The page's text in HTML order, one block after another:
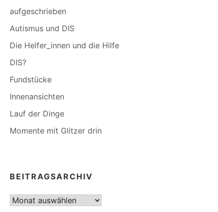
aufgeschrieben
Autismus und DIS
Die Helfer_innen und die Hilfe
DIS?
Fundstücke
Innenansichten
Lauf der Dinge
Momente mit Glitzer drin
BEITRAGSARCHIV
Beitragsarchiv